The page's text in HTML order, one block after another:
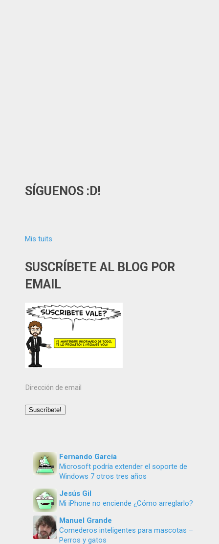
SÍGUENOS :D!
Mis tuits
SUSCRÍBETE AL BLOG POR
EMAIL
Dirección
email
Suscríbete!
Fernando García
Microsoft podría extender el soporte de
Windows 7 otros tres años
Jesús Gil
Mi iPhone no enciende ¿Cómo arreglarlo?
Manuel Grande
Comederos inteligentes para mascotas –
Perros y gatos